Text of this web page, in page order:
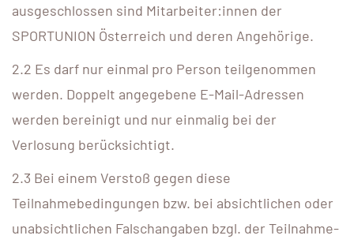
ausgeschlossen sind Mitarbeiter:innen der
SPORTUNION Österreich und deren Angehörige.
2.2 Es darf nur einmal pro Person teilgenommen
werden. Doppelt angegebene E-Mail-Adressen
werden bereinigt und nur einmalig bei der
Verlosung berücksichtigt.
2.3 Bei einem Verstoß gegen diese
Teilnahmebedingungen bzw. bei absichtlichen oder
unabsichtlichen Falschangaben bzgl. der Teilnahme-